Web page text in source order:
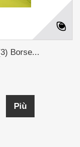
Borse...
Più